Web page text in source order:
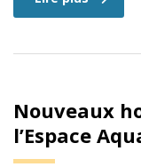
Nouveaux
l’Espace